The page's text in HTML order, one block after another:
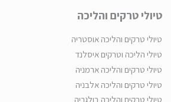
טיולי טרקים והליכה
טיולי טרקים והליכה אוסטריה
טיולי הליכה וטרקים איסלנד
טיולי טרקים והליכה ארמניה
טיולי טרקים והליכה אלבניה
טיולי טרקים והליכה בולגריה